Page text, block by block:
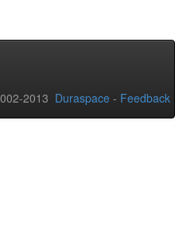
2013 Duraspace - Feedback